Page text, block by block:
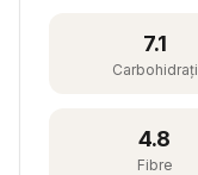
7.1
Carbohidrați
4.8
Fibre